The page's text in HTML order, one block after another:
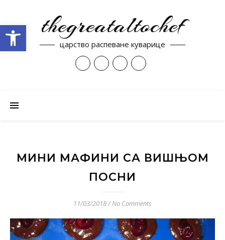
thegreataltochef
царство распеване куварице
МИНИ МАФИНИ СА ВИШЊОМ
ПОСНИ
11/03/2018/No Comments
Open toolbar